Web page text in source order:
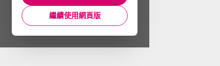
繼續使用網頁版